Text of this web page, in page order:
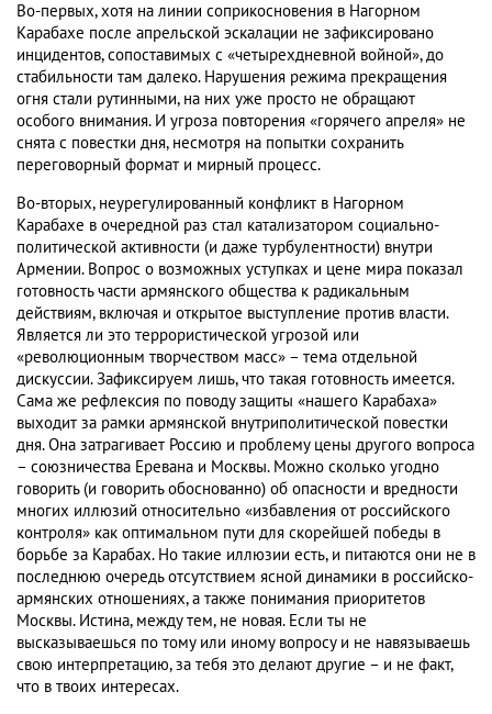
Во-первых, хотя на линии соприкосновения в Нагорном
Карабахе после апрельской эскалации не зафиксировано
инцидентов, сопоставимых с «четырехдневной войной», до
стабильности там далеко. Нарушения режима прекращения
огня стали рутинными, на них уже просто не обращают
особого внимания. И угроза повторения «горячего апреля» не
снята с повестки дня, несмотря на попытки сохранить
переговорный формат и мирный процесс.
Во-вторых, неурегулированный конфликт в Нагорном
Карабахе в очередной раз стал катализатором социально-
политической активности (и даже турбулентности) внутри
Армении. Вопрос о возможных уступках и цене мира показал
готовность части армянского общества к радикальным
действиям, включая и открытое выступление против власти.
Является ли это террористической угрозой или
«революционным творчеством масс» – тема отдельной
дискуссии. Зафиксируем лишь, что такая готовность имеется.
Сама же рефлексия по поводу защиты «нашего Карабаха»
выходит за рамки армянской внутриполитической повестки
дня. Она затрагивает Россию и проблему цены другого вопроса
– союзничества Еревана и Москвы. Можно сколько угодно
говорить (и говорить обоснованно) об опасности и вредности
многих иллюзий относительно «избавления от российского
контроля» как оптимальном пути для скорейшей победы в
борьбе за Карабах. Но такие иллюзии есть, и питаются они не в
последнюю очередь отсутствием ясной динамики в российско-
армянских отношениях, а также понимания приоритетов
Москвы. Истина, между тем, не новая. Если ты не
высказываешься по тому или иному вопросу и не навязываешь
свою интерпретацию, за тебя это делают другие – и не факт,
что в твоих интересах.